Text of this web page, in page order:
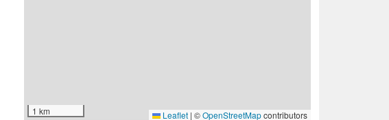
1 km Leaflet | ©OpenStreetMapcontributors